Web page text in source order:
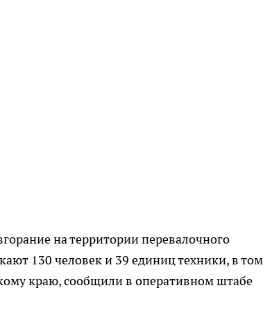
на территории перевалочного
130 человек и 39 единиц техники, в том
краю, сообщили в оперативном штабе